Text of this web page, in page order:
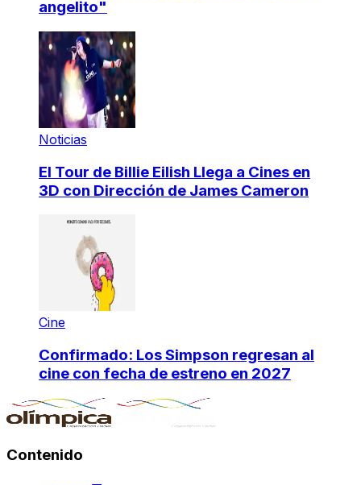
angelito"
Noticias
El Tour de Billie Eilish Llega a Cines en
3D con Dirección de James Cameron
Cine
Confirmado: Los Simpson regresan al
cine con fecha de estreno en 2027
Contenido